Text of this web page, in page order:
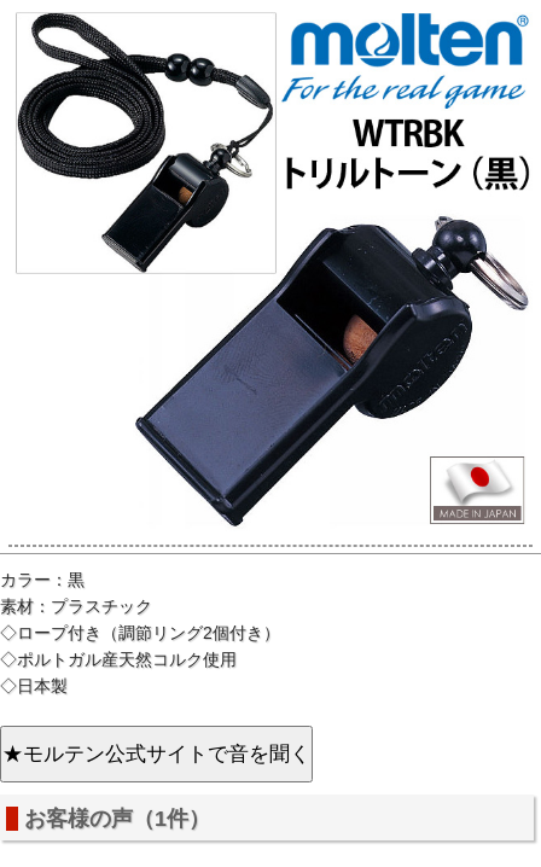
カラー：黒
素材：プラスチック
◇ロープ付き（調節リング2個付き）
◇ポルトガル産天然コルク使用
◇日本製
お客様の声（1件）